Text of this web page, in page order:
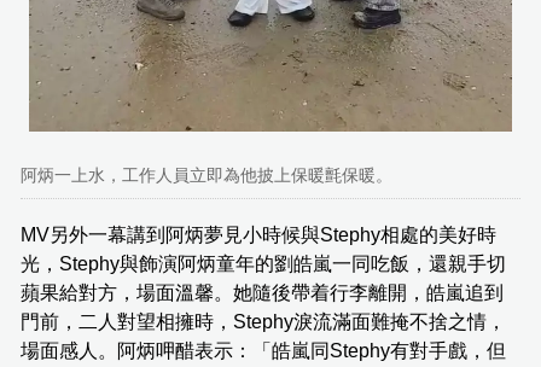
阿炳一上水，工作人員立即為他披上保暖氈保暖。
MV另外一幕講到阿炳夢見小時候與Stephy相處的美好時
光，Stephy與飾演阿炳童年的劉皓嵐一同吃飯，還親手切
蘋果給對方，場面溫馨。她隨後帶着行李離開，皓嵐追到
門前，二人對望相擁時，Stephy淚流滿面難掩不捨之情，
場面感人。阿炳呷醋表示：「皓嵐同Stephy有對手戲，但